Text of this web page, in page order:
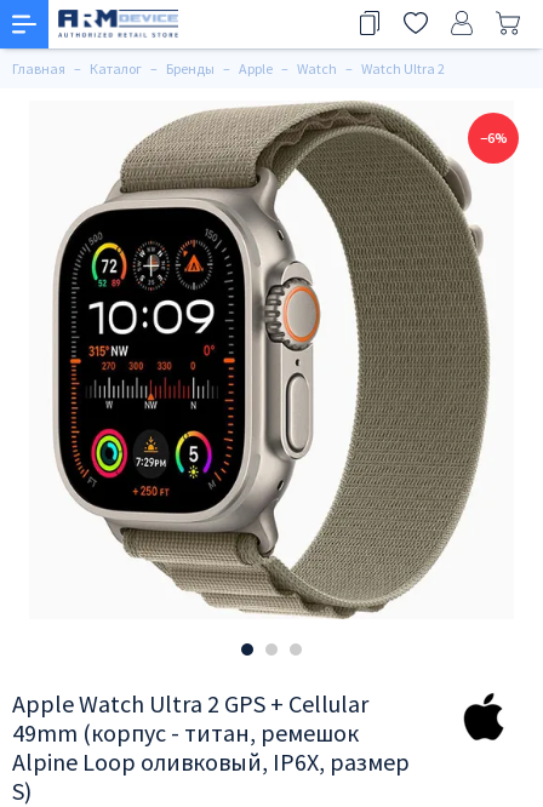
Главная Каталог Бренды Apple Watch Watch Ultra 2
−6%
Apple Watch Ultra 2 GPS + Cellular
49mm (корпус - титан, ремешок
Alpine Loop оливковый, IP6X, размер
S)